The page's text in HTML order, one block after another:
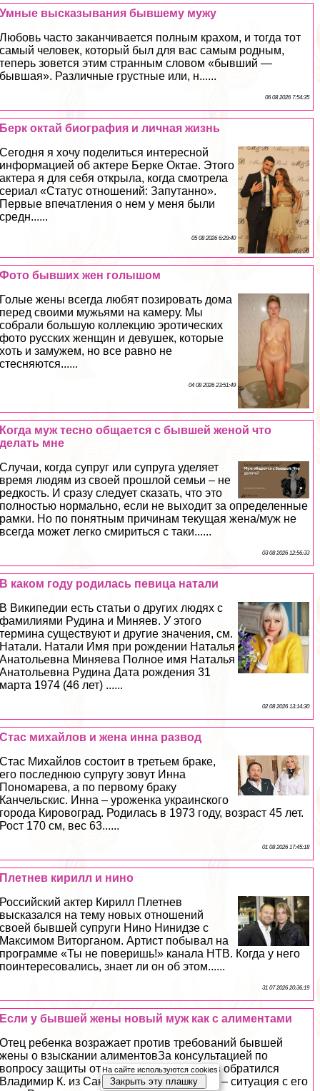
Умные высказывания бывшему мужу
Любовь часто заканчивается полным крахом, и тогда тот
самый человек, который был для вас самым родным,
теперь зовется этим странным словом «бывший —
бывшая». Различные грустные или, н......
06 08 2026 7:54:35
Берк октай биография и личная жизнь
Сегодня я хочу поделиться интересной
информацией об актере Берке Октае. Этого
актера я для себя открыла, когда смотрела
сериал «Статус отношений: Запyтaнно».
Первые впечатления о нем у меня были
средн......
05 08 2026 6:29:40
Фото бывших жен голышом
Голые жены всегда любят позировать дома
перед своими мужьями на камеру. Мы
собрали большую коллекцию эpoтических
фото русских женщин и дeвyшек, которые
хоть и замужем, но все равно не
стесняются......
04 08 2026 23:51:49
Когда муж тесно общается с бывшей женой что
делать мне
Случаи, когда супруг или супруга уделяет
время людям из своей прошлой семьи – не
редкость. И сразу следует сказать, что это
полностью нормально, если не выходит за определенные
рамки. Но по понятным причинам текущая жена/муж не
всегда может легко смириться с таки......
03 08 2026 12:56:33
В каком году родилась певица натали
В Википедии есть статьи о других людях с
фамилиями Рудина и Миняев. У этого
термина существуют и другие значения, см.
Натали. Натали Имя при рождении Наталья
Анатольевна Миняева Полное имя Наталья
Анатольевна Рудина Дата рождения 31
марта 1974 (46 лет) ......
02 08 2026 13:14:30
Стас михайлов и жена инна развод
Стас Михайлов состоит в третьем бpaке,
его последнюю супругу зовут Инна
Пономарева, а по первому бpaку
Канчельскис. Инна – уроженка украинского
города Кировоград. Родилась в 1973 году, возраст 45 лет.
Рост 170 см, вес 63......
01 08 2026 17:45:18
Плетнев кирилл и нино
Российский актер Кирилл Плетнев
высказался на тему новых отношений
своей бывшей супруги Нино Нинидзе с
Максимом Виторганом. Артист побывал на
программе «Ты не поверишь!» канала НТВ. Когда у него
поинтересовались, знает ли он об этом......
31 07 2026 20:36:19
Если у бывшей жены новый муж как с алиментами
Отец ребенка возражает против требований бывшей
жены о взыскании алиментовЗа консультацией по
вопросу защиты от взыскания алиментов обратился
Владимир К. из Санкт-Петербурга. Далее – ситуация с его
На сайте используются cookies
Закрыть эту плашку